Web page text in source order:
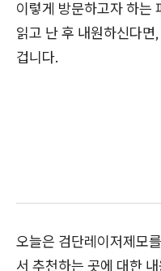
이렇게 방문하고자 하는
읽고 난 후 내원하신다
겁니다.
오늘은 검단레이저제모
서 추천하는 곳에 대한